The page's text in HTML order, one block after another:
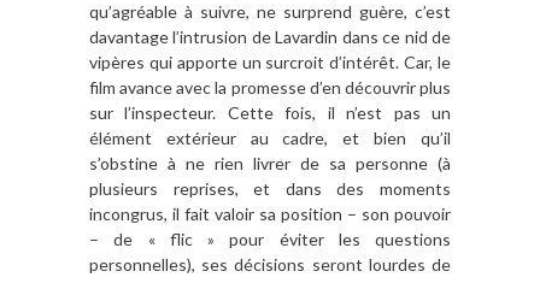
qu’agréable à suivre, ne surprend guère, c’est
davantage l’intrusion de Lavardin dans ce nid de
vipères qui apporte un surcroit d’intérêt. Car, le
film avance avec la promesse d’en découvrir plus
sur l’inspecteur. Cette fois, il n’est pas un
élément extérieur au cadre, et bien qu’il
s’obstine à ne rien livrer de sa personne (à
plusieurs reprises, et dans des moments
incongrus, il fait valoir sa position – son pouvoir
– de « flic » pour éviter les questions
personnelles), ses décisions seront lourdes de